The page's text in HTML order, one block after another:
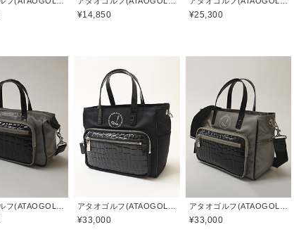
¥14,850 ¥25,300
¥33,000 ¥33,000